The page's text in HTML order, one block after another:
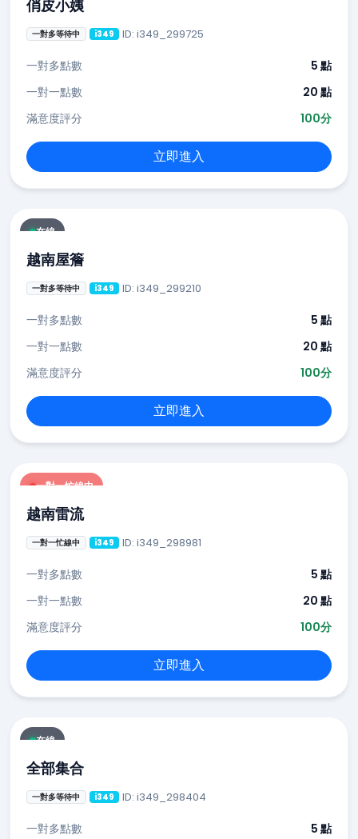
俏皮小姨
一對多等待中 i349 ID: i349_299725
一對多點數
5 點
一對一點數
20 點
滿意度評分
100分
立即進入
在線
越南屋簷
一對多等待中 i349 ID: i349_299210
一對多點數
5 點
一對一點數
20 點
滿意度評分
100分
立即進入
一對一忙線中
越南雷流
一對一忙線中 i349 ID: i349_298981
一對多點數
5 點
一對一點數
20 點
滿意度評分
100分
立即進入
在線
全部集合
一對多等待中 i349 ID: i349_298404
一對多點數
5 點